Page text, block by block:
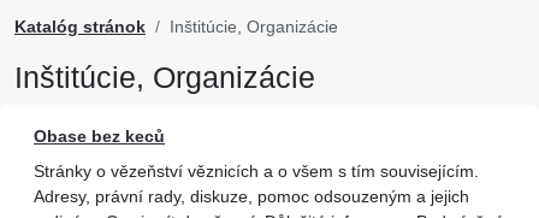
Katalóg stránok Inštitúcie, Organizácie
Inštitúcie, Organizácie
Obase bez keců
Stránky o vězeňství věznicích a o všem s tím souvisejícím.
Adresy, právní rady, diskuze, pomoc odsouzeným a jejich